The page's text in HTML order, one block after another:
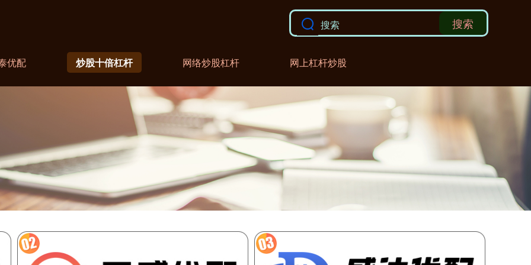
搜索
优配 炒股十倍杠杆 网络炒股杠杆 网上杠杆炒股